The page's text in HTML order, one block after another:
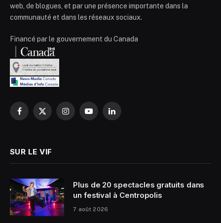
web, de blogues, et par une présence importante dans la
communauté et dans les réseaux sociaux.
Financé par le gouvernement du Canada
Facebook
X
InstagramYouTubeLinkedIn
SUR LE VIF
Plus de 20 spectacles gratuits dans
un festival à Centropolis
7 août 2026